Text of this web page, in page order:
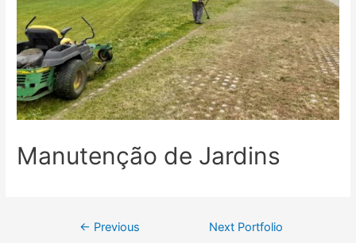
Manutenção de Jardins
Navegação
← Previous
Next Portfolio